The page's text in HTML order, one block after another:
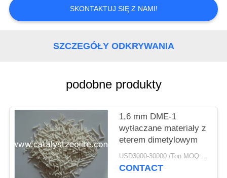
AKTUALNOŚCI
SPRAWY
PRIVACY
POLICY
SKONTAKTUJ SIĘ Z NAMI!
SZCZEGÓŁY ODKRYWANIA
podobne produkty
1,6 mm DME-1
wytłaczane materiały z
eterem dimetylowym
USD3000-30000 /Ton MOQ:1 KG
CONTACT